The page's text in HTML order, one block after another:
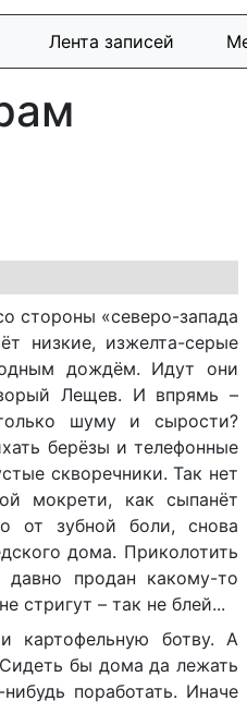
Лента записей
стороны «северо-запада
низкие, изжелта-серые
дождём. Идут они
Лещев. И впрямь –
шуму и сырости?
берёзы и телефонные
скворечники. Так нет
мокрети, как сыпанёт
от зубной боли, снова
дома. Приколотить
продан какому-то
стригут – так не блей...
картофельную ботву. А
бы дома да лежать
поработать. Иначе